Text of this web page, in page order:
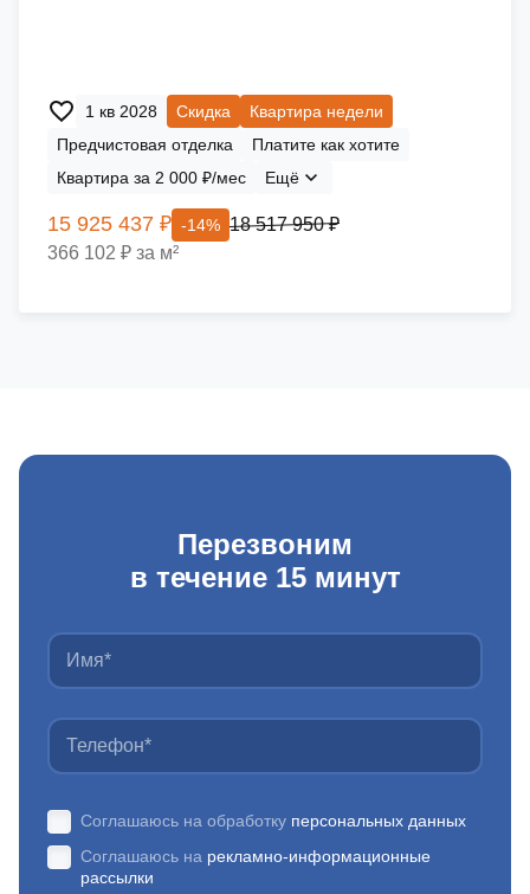
1 кв 2028 Скидка
Квартира недели
Предчистовая отделка
Платите как хотите
Квартира за 2 000 ₽/мес
Ещё
15 925 437 ₽ -14% 18 517 950 ₽
366 102 ₽ за м²
Перезвоним
в течение 15 минут
Соглашаюсь на обработку персональных данных
Соглашаюсь на рекламно-информационные
рассылки